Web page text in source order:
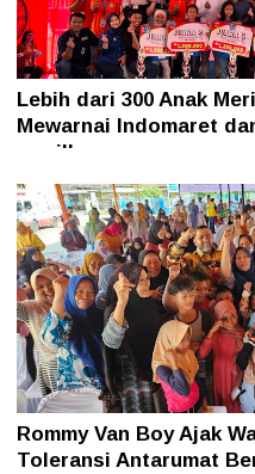
Lebih dari 300 Anak
Mewarnai Indomaret
nawilla
Rommy Van Boy Ajak
Toleransi Antarumat